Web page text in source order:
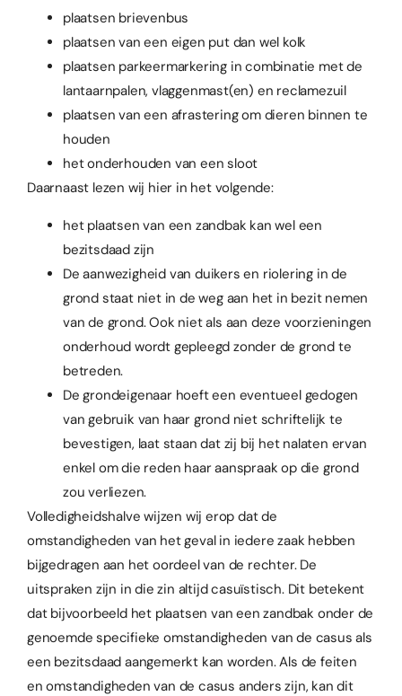
plaatsen brievenbus
plaatsen van een eigen put dan wel kolk
plaatsen parkeermarkering in combinatie met de
lantaarnpalen, vlaggenmast(en) en reclamezuil
plaatsen van een afrastering om dieren binnen te
houden
het onderhouden van een sloot
Daarnaast lezen wij hier in het volgende:
het plaatsen van een zandbak kan wel een
bezitsdaad zijn
De aanwezigheid van duikers en riolering in de
grond staat niet in de weg aan het in bezit nemen
van de grond. Ook niet als aan deze voorzieningen
onderhoud wordt gepleegd zonder de grond te
betreden.
De grondeigenaar hoeft een eventueel gedogen
van gebruik van haar grond niet schriftelijk te
bevestigen, laat staan dat zij bij het nalaten ervan
enkel om die reden haar aanspraak op die grond
zou verliezen.
Volledigheidshalve wijzen wij erop dat de
omstandigheden van het geval in iedere zaak hebben
bijgedragen aan het oordeel van de rechter. De
uitspraken zijn in die zin altijd casuïstisch. Dit betekent
dat bijvoorbeeld het plaatsen van een zandbak onder de
genoemde specifieke omstandigheden van de casus als
een bezitsdaad aangemerkt kan worden. Als de feiten
en omstandigheden van de casus anders zijn, kan dit